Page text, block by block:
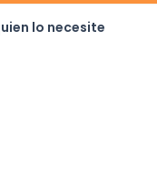
lo necesite